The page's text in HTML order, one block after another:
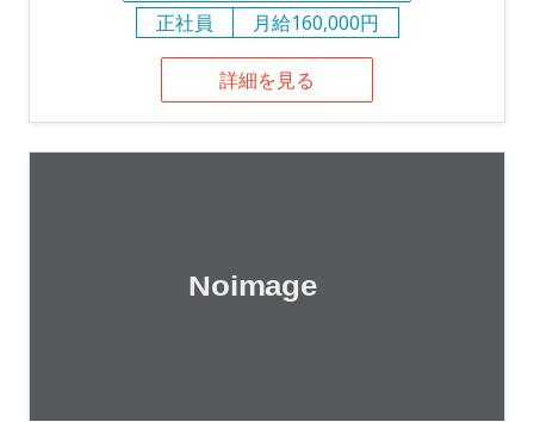
正社員 月給160,000円
詳細を見る